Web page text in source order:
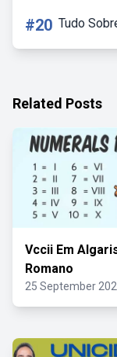
#20 Tudo
Related Posts
Vccii Em
Romano
25 September